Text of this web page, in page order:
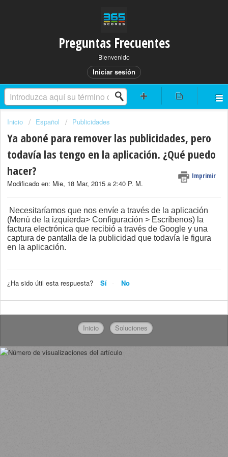
Preguntas Frecuentes
Bienvenido
Iniciar sesión
Inicio Español Publicidades
Ya aboné para remover las publicidades, pero
todavía las tengo en la aplicación. ¿Qué puedo
hacer?
Imprimir
Modificado en: Mie, 18 Mar, 2015 a 2:40 P. M.
Necesitaríamos que nos envíe a través de la aplicación
(Menú de la izquierda> Configuración > Escríbenos) la
factura electrónica que recibió a través de Google y una
captura de pantalla de la publicidad que todavía le figura
en la aplicación.
¿Ha sido útil esta respuesta? Sí No
Inicio Soluciones